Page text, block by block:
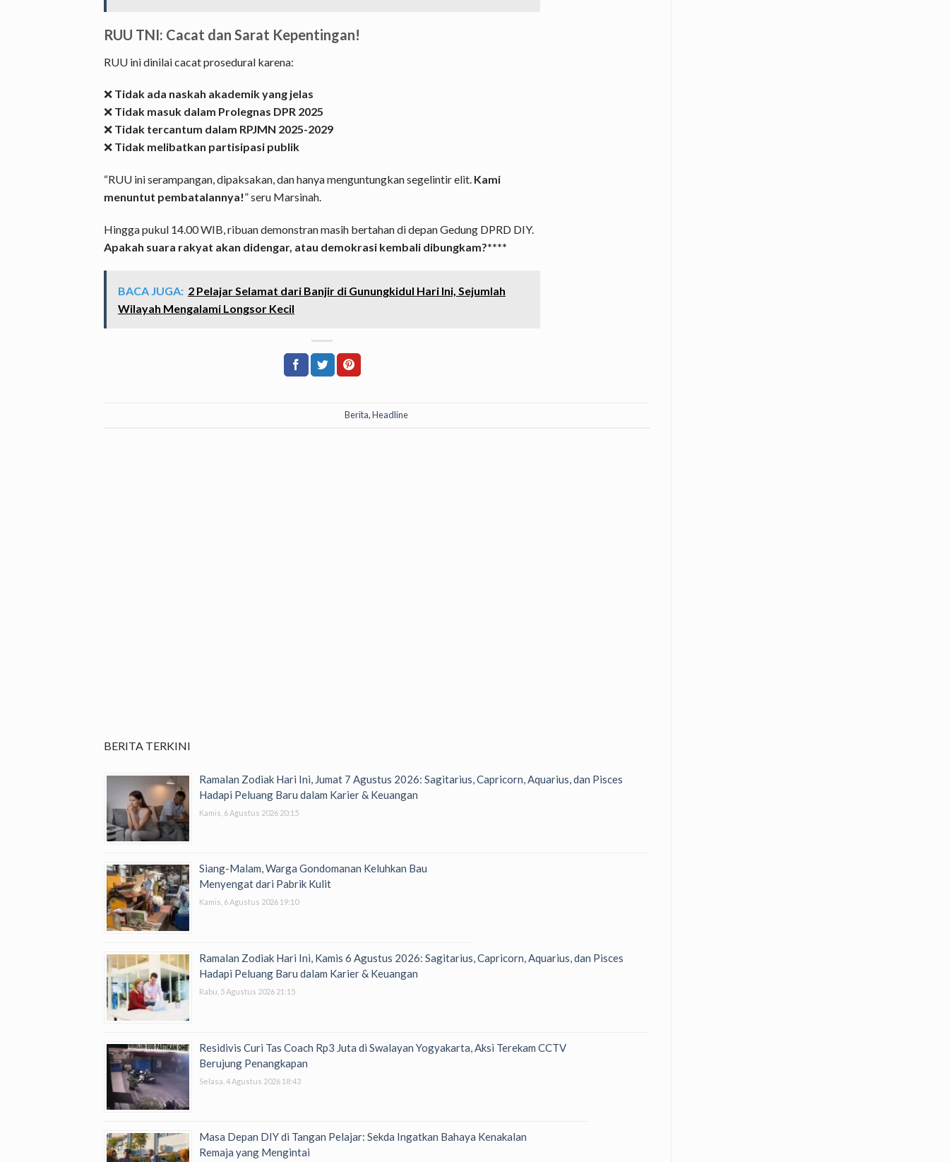
RUU TNI: Cacat dan Sarat Kepentingan!
RUU ini dinilai cacat prosedural karena:
❌ Tidak ada naskah akademik yang jelas
❌ Tidak masuk dalam Prolegnas DPR 2025
❌ Tidak tercantum dalam RPJMN 2025-2029
❌ Tidak melibatkan partisipasi publik
“RUU ini serampangan, dipaksakan, dan hanya menguntungkan segelintir elit. Kami
menuntut pembatalannya!” seru Marsinah.
Hingga pukul 14.00 WIB, ribuan demonstran masih bertahan di depan Gedung DPRD DIY.
Apakah suara rakyat akan didengar, atau demokrasi kembali dibungkam?****
BACA JUGA: 2 Pelajar Selamat dari Banjir di Gunungkidul Hari Ini, Sejumlah
Wilayah Mengalami Longsor Kecil
Berita,Headline
BERITA TERKINI
Ramalan Zodiak Hari Ini, Jumat 7 Agustus 2026: Sagitarius, Capricorn, Aquarius, dan Pisces
Hadapi Peluang Baru dalam Karier & Keuangan
Kamis, 6 Agustus 2026 20:15
Siang-Malam, Warga Gondomanan Keluhkan Bau
Menyengat dari Pabrik Kulit
Kamis, 6 Agustus 2026 19:10
Ramalan Zodiak Hari Ini, Kamis 6 Agustus 2026: Sagitarius, Capricorn, Aquarius, dan Pisces
Hadapi Peluang Baru dalam Karier & Keuangan
Rabu, 5 Agustus 2026 21:15
Residivis Curi Tas Coach Rp3 Juta di Swalayan Yogyakarta, Aksi Terekam CCTV
Berujung Penangkapan
Selasa, 4 Agustus 2026 18:43
Masa Depan DIY di Tangan Pelajar: Sekda Ingatkan Bahaya Kenakalan
Remaja yang Mengintai